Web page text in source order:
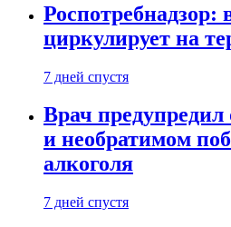
Роспотребнадзор:
циркулирует на
7 дней спустя
Врач
и необратимом
алкоголя
7 дней спустя